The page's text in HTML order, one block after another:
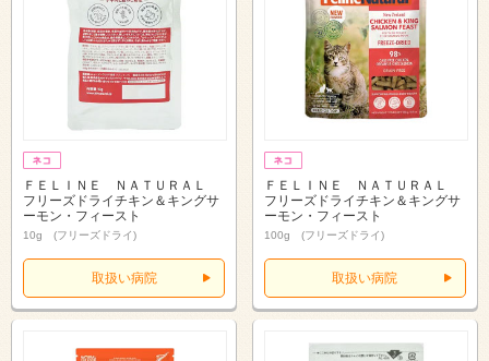
ＦＥＬＩＮＥ ＮＡＴＵＲＡＬ
フリーズドライチキン＆キングサ
ーモン・フィースト
10g (フリーズドライ)
取扱い病院
ＦＥＬＩＮＥ ＮＡＴＵＲＡＬ
フリーズドライチキン＆キングサ
ーモン・フィースト
100g (フリーズドライ)
取扱い病院